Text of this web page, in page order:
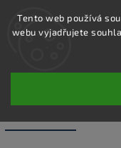
Tento web používá
webu vyjadřujete
SDE013 -